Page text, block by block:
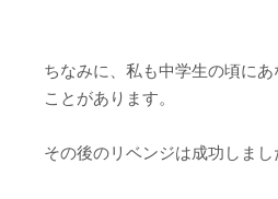
ちなみに、私も中学生の頃に
ことがあります。
その後のリベンジは成功しま